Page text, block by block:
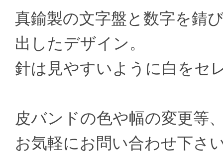
真鍮製の文字盤と数字を錆
出したデザイン。
針は見やすいように白をセ
皮バンドの色や幅の変更等
お気軽にお問い合わせ下さ